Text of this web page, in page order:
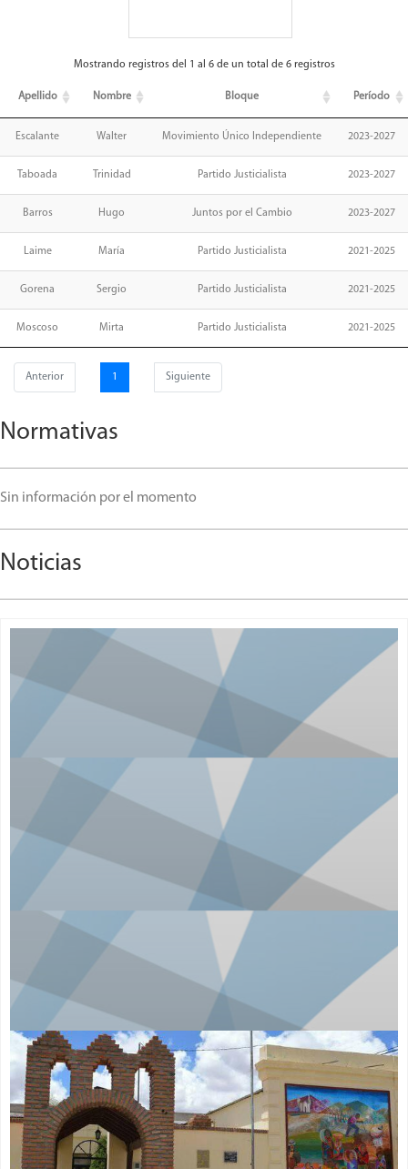
Mostrando registros del 1 al 6 de un total de 6 registros
Apellido Nombre Bloque Período
Escalante Walter Movimiento Único Independiente 2023-2027
Taboada Trinidad Partido Justicialista 2023-2027
Barros Hugo Juntos por el Cambio 2023-2027
Laime María Partido Justicialista 2021-2025
Gorena Sergio Partido Justicialista 2021-2025
Moscoso Mirta Partido Justicialista 2021-2025
Anterior 1 Siguiente
Normativas
Sin información por el momento
Noticias